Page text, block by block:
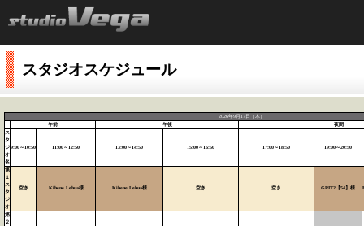
スタジオスケジュール
2026年9月17日（木）
午前
午後
夜間
ス
タ
ジ
オ
名
9:00～10:50 11:00～12:50 13:00～14:50 15:00～16:50 17:00～18:50 19:00～20:50
第
１
ス
タ
ジ
オ
空き Kihene Lehua様 Kihene Lehua様 空き 空き GRIT2【54】様
第
２